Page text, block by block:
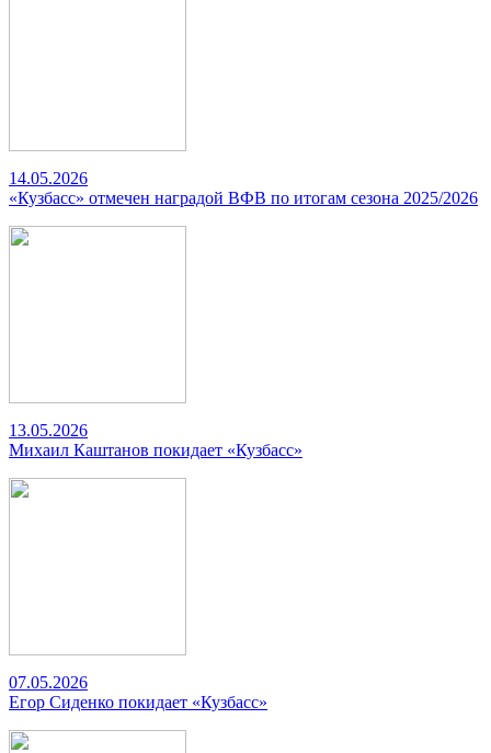
14.05.2026
«Кузбасс» отмечен наградой ВФВ по итогам сезона 2025/2026
13.05.2026
Михаил Каштанов покидает «Кузбасс»
07.05.2026
Егор Сиденко покидает «Кузбасс»